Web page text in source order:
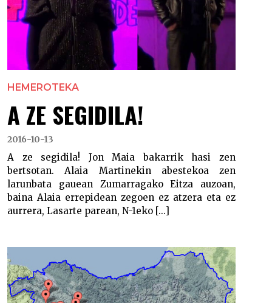
HEMEROTEKA
A ZE SEGIDILA!
2016-10-13
A ze segidila! Jon Maia bakarrik hasi zen
bertsotan. Alaia Martinekin abestekoa zen
larunbata gauean Zumarragako Eitza auzoan,
baina Alaia errepidean zegoen ez atzera eta ez
aurrera, Lasarte parean, N-1eko [...]